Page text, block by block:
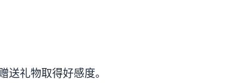
送礼物取得好感度。